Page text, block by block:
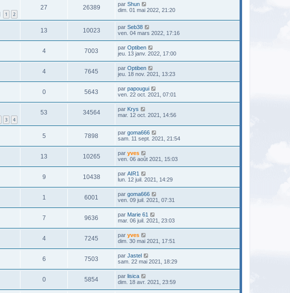
1 2
27 26389 par Shun
dim. 01 mai 2022, 21:20
13 10023 par Seb38
ven. 04 mars 2022, 17:16
4 7003 par Optiben
jeu. 13 janv. 2022, 17:00
4 7645 par Optiben
jeu. 18 nov. 2021, 13:23
0 5643 par papougui
ven. 22 oct. 2021, 07:01
3 4
53 34564 par Krys
mar. 12 oct. 2021, 14:56
5 7898 par goma666
sam. 11 sept. 2021, 21:54
13 10265 par yves
ven. 06 août 2021, 15:03
9 10438 par AIR1
lun. 12 juil. 2021, 14:29
1 6001 par goma666
ven. 09 juil. 2021, 07:31
7 9636 par Marie 61
mar. 06 juil. 2021, 23:03
4 7245 par yves
dim. 30 mai 2021, 17:51
6 7503 par Jastel
sam. 22 mai 2021, 18:29
0 5854 par lisica
dim. 18 avr. 2021, 23:59